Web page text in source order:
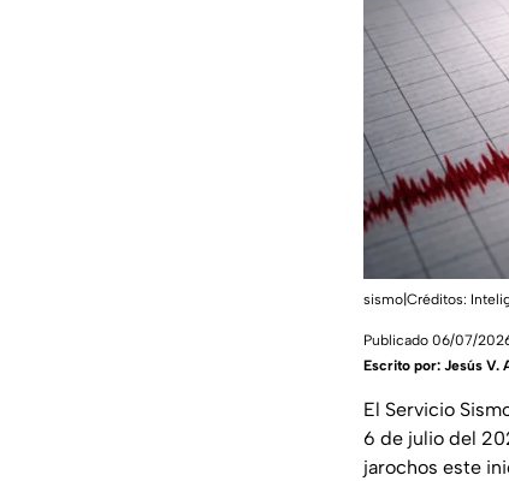
sismo|Créditos:
Publicado 06/07/
Escrito por: Jesús V.
El Servicio
6 de julio del
jarochos este